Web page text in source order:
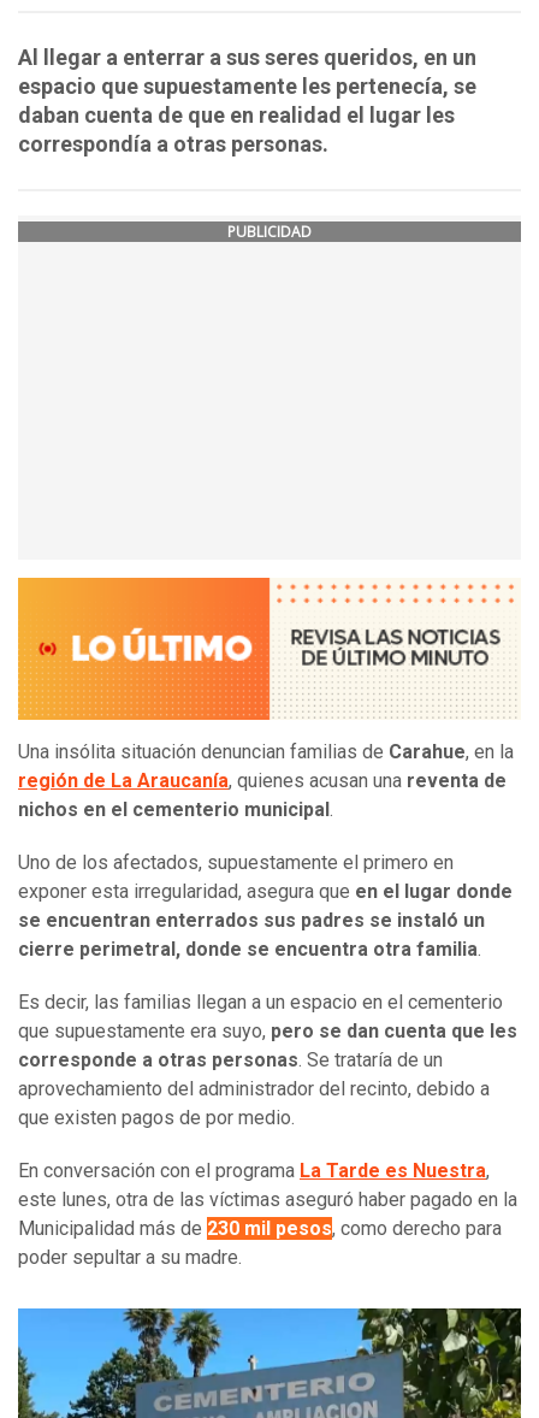
Al llegar a enterrar a sus seres queridos, en un
espacio que supuestamente les pertenecía, se
daban cuenta de que en realidad el lugar les
correspondía a otras personas.
PUBLICIDAD
Una insólita situación denuncian familias de Carahue, en la
región de La Araucanía, quienes acusan una reventa de
nichos en el cementerio municipal.
Uno de los afectados, supuestamente el primero en
exponer esta irregularidad, asegura que en el lugar donde
se encuentran enterrados sus padres se instaló un
cierre perimetral, donde se encuentra otra familia.
Es decir, las familias llegan a un espacio en el cementerio
que supuestamente era suyo, pero se dan cuenta que les
corresponde a otras personas. Se trataría de un
aprovechamiento del administrador del recinto, debido a
que existen pagos de por medio.
En conversación con el programa La Tarde es Nuestra,
este lunes, otra de las víctimas aseguró haber pagado en la
Municipalidad más de 230 mil pesos, como derecho para
poder sepultar a su madre.